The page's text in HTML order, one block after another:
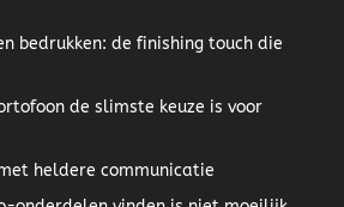
bedrukken: de finishing touch die
de slimste keuze is voor
heldere communicatie